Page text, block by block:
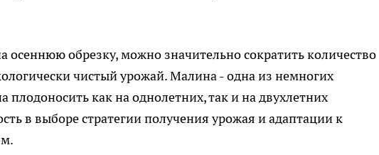
осеннюю обрезку, можно значительно сократить количество
чистый урожай. Малина - одна из немногих
плодоносить как на однолетних, так и на двухлетних
в выборе стратегии получения урожая и адаптации к